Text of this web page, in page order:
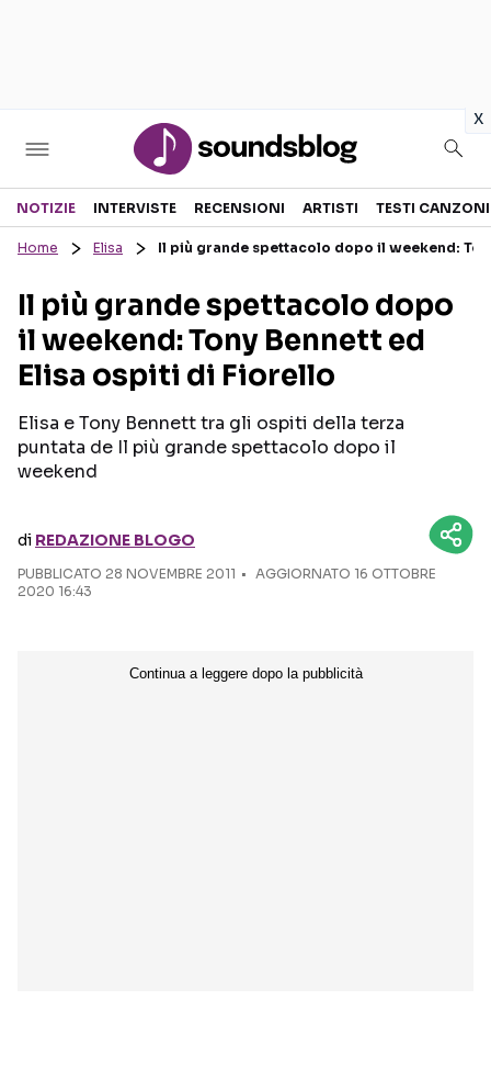
x
Sezioni
RECENSIONI MUSICALI
INTERVISTE
GOSSIP E CURIOSITÀ
TESTI CANZONI
TOUR ED EVENTI
TALENT SHOW
Seguici sui social
NOTIZIE INTERVISTE RECENSIONI ARTISTI TESTI CANZONI
Home Elisa Il più grande spettacolo dopo il weekend:
Il più grande spettacolo dopo
il weekend: Tony Bennett ed
Elisa ospiti di Fiorello
Elisa e Tony Bennett tra gli ospiti della terza
puntata de Il più grande spettacolo dopo il
weekend
di REDAZIONE BLOGO
PUBBLICATO 28 NOVEMBRE 2011
AGGIORNATO 16 OTTOBRE
2020 16:43